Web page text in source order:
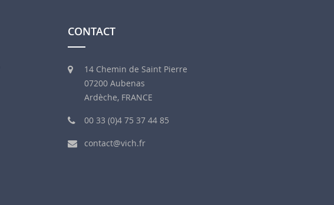
CONTACT
14 Chemin de Saint Pierre
07200 Aubenas
Ardèche, FRANCE
00 33 (0)4 75 37 44 85
contact@vich.fr